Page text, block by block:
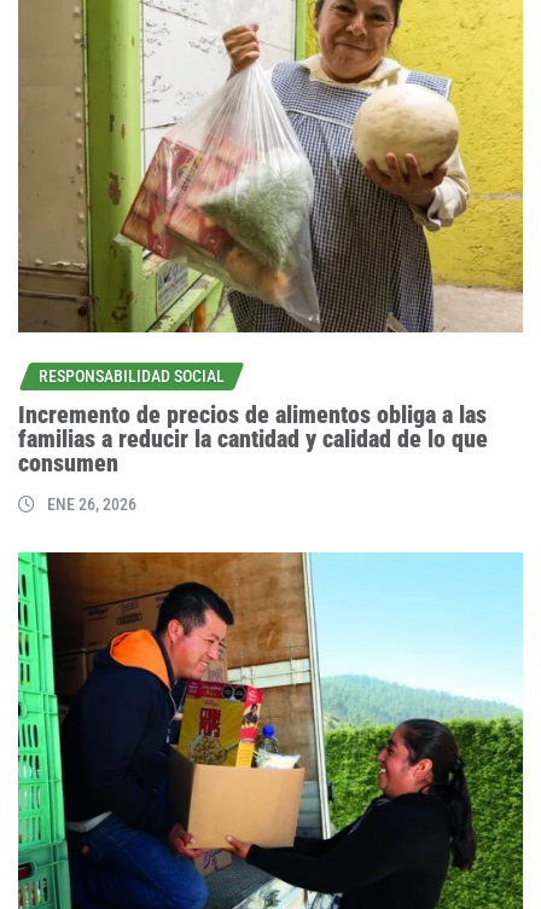
RESPONSABILIDAD SOCIAL
Incremento de precios de alimentos obliga a las
familias a reducir la cantidad y calidad de lo que
consumen
ENE 26, 2026